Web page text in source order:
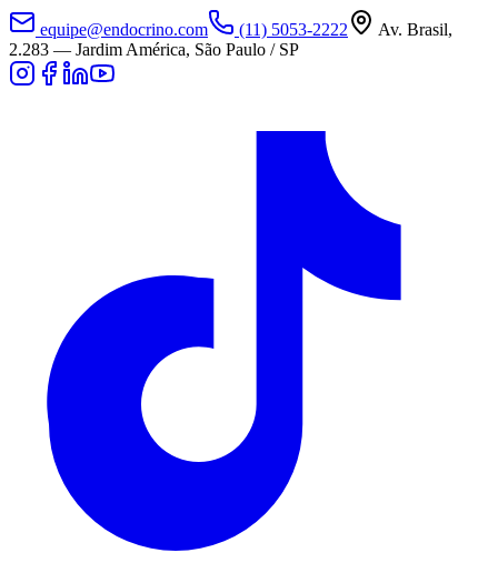
equipe@endocrino.com (11) 5053-2222
Av. Brasil,
2.283 — Jardim América, São Paulo / SP